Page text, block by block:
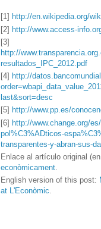
[1] http://en.wikipedia.org/
[2] http://www.access-
[3]
http://
resultados_IPC_2012.pdf
[4] http://
last&sort=desc
[5] http://www.pp.es/
[6] http://www.change.org/
pol%C3%ADticos-
transparentes-y-abran-sus-
Enlace al artículo original
econòmicament.
English version of this post:
at L'Econòmic.